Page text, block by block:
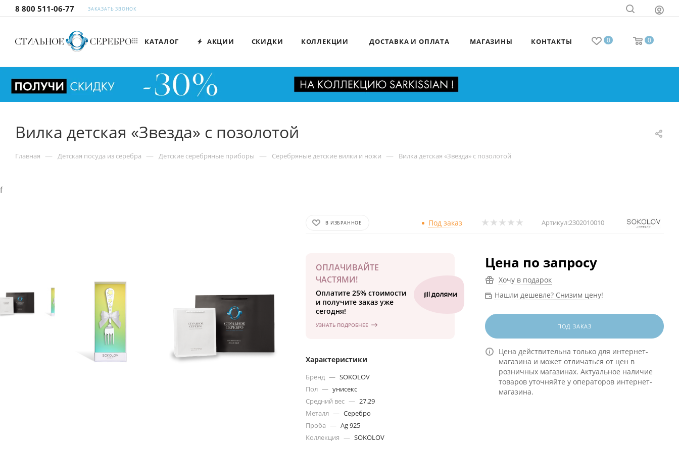
8 800 511-06-77 ЗАКАЗАТЬ ЗВОНОК
0 0
КАТАЛОГ АКЦИИ СКИДКИ КОЛЛЕКЦИИ ДОСТАВКА И ОПЛАТА МАГАЗИНЫ КОНТАКТЫ
Вилка детская «Звезда» с позолотой
Главная — Детская посуда из серебра — Детские серебряные приборы — Серебряные детские вилки и ножи — Вилка детская «Звезда» с позолотой
f
В ИЗБРАННОЕ Под заказ Артикул:2302010010
ОПЛАЧИВАЙТЕ
ЧАСТЯМИ!
Оплатите 25% стоимости
и получите заказ уже
сегодня!
УЗНАТЬ ПОДРОБНЕЕ
Характеристики
Бренд — SOKOLOV
Пол — унисекс
Средний вес — 27.29
Металл — Серебро
Проба — Ag 925
Коллекция — SOKOLOV
Цена по запросу
Хочу в подарок
Нашли дешевле? Снизим цену!
ПОД ЗАКАЗ
Цена действительна только для интернет-
магазина и может отличаться от цен в
розничных магазинах. Актуальное наличие
товаров уточняйте у операторов интернет-
магазина.